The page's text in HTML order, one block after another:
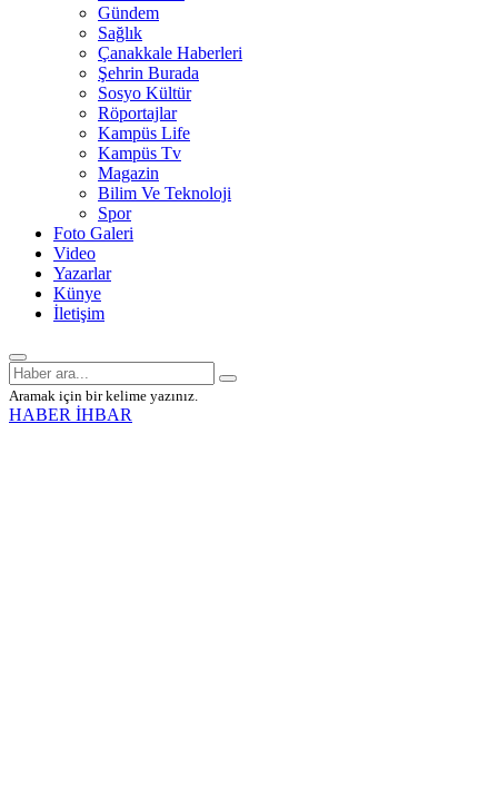
Gündem
Sağlık
Çanakkale Haberleri
Şehrin Burada
Sosyo Kültür
Röportajlar
Kampüs Life
Kampüs Tv
Magazin
Bilim Ve Teknoloji
Spor
Foto Galeri
Video
Yazarlar
Künye
İletişim
Aramak için bir kelime yazınız.
HABER İHBAR